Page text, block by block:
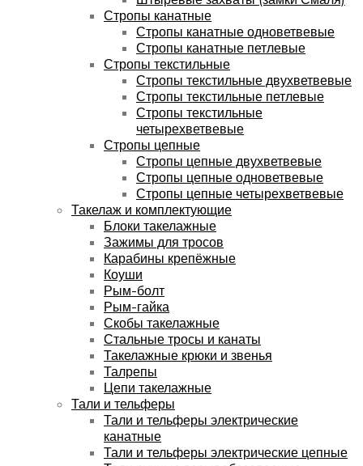
Стропы канатные
Стропы канатные одноветвевые
Стропы канатные петлевые
Стропы текстильные
Стропы текстильные двухветвевые
Стропы текстильные петлевые
Стропы текстильные
четырехветвевые
Стропы цепные
Стропы цепные двухветвевые
Стропы цепные одноветвевые
Стропы цепные четырехветвевые
Такелаж и комплектующие
Блоки такелажные
Зажимы для тросов
Карабины крепёжные
Коуши
Рым-болт
Рым-гайка
Скобы такелажные
Стальные тросы и канаты
Такелажные крюки и звенья
Талрепы
Цепи такелажные
Тали и тельферы
Тали и тельферы электрические
канатные
Тали и тельферы электрические цепные